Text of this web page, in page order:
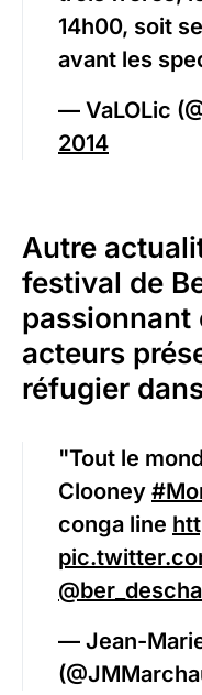
14h00, soit
avant les
— VaLOLic
2014
Autre
festival de
passionnant
acteurs
réfugier
"Tout le
Clooney
conga line
— Jean-